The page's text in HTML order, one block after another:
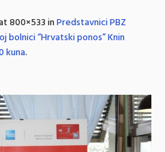
800×533 inPredstavnici PBZ
bolnici “Hrvatski ponos” Knin
kuna.